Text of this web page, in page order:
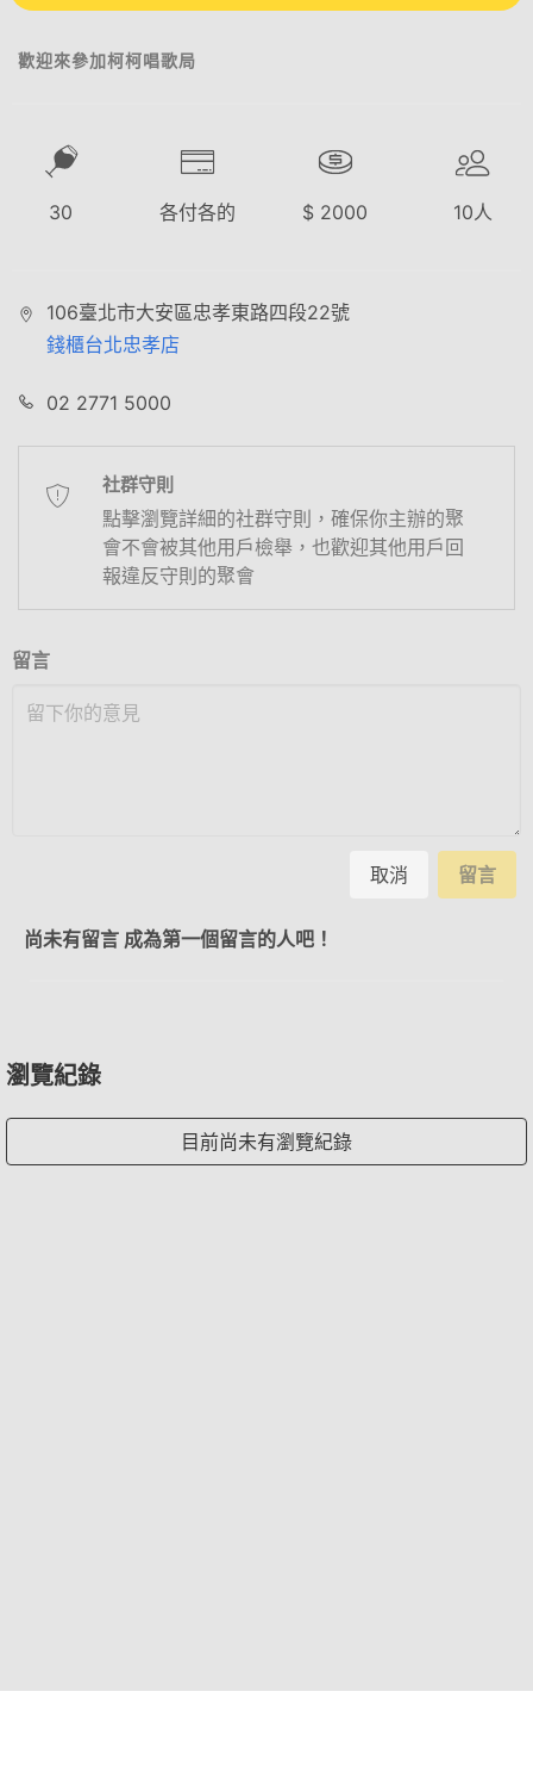
歡迎來參加柯柯唱歌局
30 各付各的 $ 2000 10人
106臺北市大安區忠孝東路四段22號
錢櫃台北忠孝店
02 2771 5000
社群守則
點擊瀏覽詳細的社群守則，確保你主辦的聚
會不會被其他用戶檢舉，也歡迎其他用戶回
報違反守則的聚會
留言
取消 留言
尚未有留言 成為第一個留言的人吧！
瀏覽紀錄
目前尚未有瀏覽紀錄